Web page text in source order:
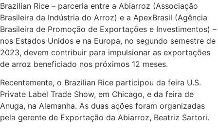
Brazilian Rice – parceria entre a Abiarroz (Associação
Brasileira da Indústria do Arroz) e a ApexBrasil (Agência
Brasileira de Promoção de Exportações e Investimentos) –
nos Estados Unidos e na Europa, no segundo semestre de
2023, devem contribuir para impulsionar as exportações
de arroz beneficiado nos próximos 12 meses.
Recentemente, o Brazilian Rice participou da feira U.S.
Private Label Trade Show, em Chicago, e da feira de
Anuga, na Alemanha. As duas ações foram organizadas
pela gerente de Exportação da Abiarroz, Beatriz Sartori.